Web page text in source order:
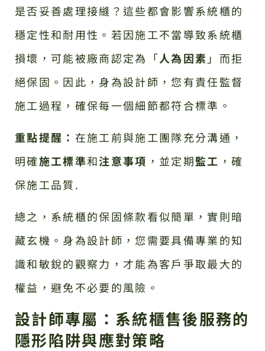
是否妥善處理接縫？這些都會影響系統櫃的
穩定性和耐用性。若因施工不當導致系統櫃
損壞，可能被廠商認定為「人為因素 」而拒
絕保固。因此，身為設計師，您有責任監督
施工過程，確保每一個細節都符合標準。
重點提醒： 在施工前與施工團隊充分溝通，
明確施工標準和注意事項 ，並定期監工 ，確
保施工品質.
總之，系統櫃的保固條款看似簡單，實則暗
藏玄機。身為設計師，您需要具備專業的知
識和敏銳的觀察力，才能為客戶爭取最大的
權益，避免不必要的風險。
設計師專屬：系統櫃售後服務的
隱形陷阱與應對策略